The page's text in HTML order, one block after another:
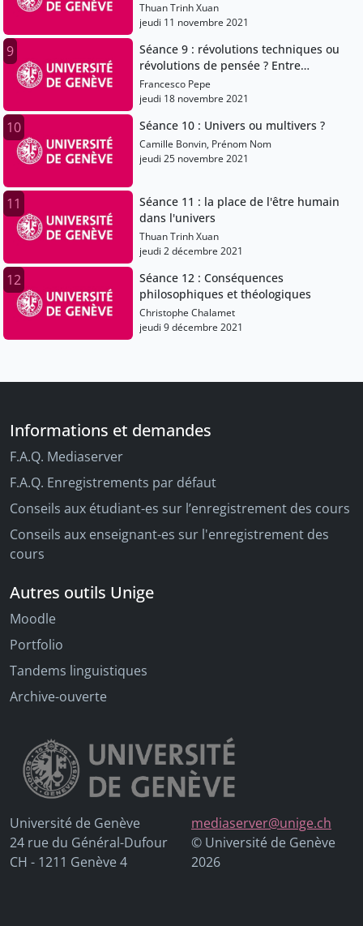
Thuan Trinh Xuan
jeudi 11 novembre 2021
9
Séance 9 : révolutions techniques ou
révolutions de pensée ? Entre
construction, imagination et
observation (spectroscopie)
Francesco Pepe
jeudi 18 novembre 2021
10 Séance 10 : Univers ou multivers ?
Camille Bonvin, Prénom Nom
jeudi 25 novembre 2021
11
Séance 11 : la place de l'être humain
dans l'univers
Thuan Trinh Xuan
jeudi 2 décembre 2021
12
Séance 12 : Conséquences
philosophiques et théologiques
Christophe Chalamet
jeudi 9 décembre 2021
Informations et demandes
F.A.Q. Mediaserver
F.A.Q. Enregistrements par défaut
Conseils aux étudiant-es sur l’enregistrement des cours
Conseils aux enseignant-es sur l'enregistrement des
cours
Autres outils Unige
Moodle
Portfolio
Tandems linguistiques
Archive-ouverte
Université de Genève
24 rue du Général-Dufour
CH - 1211 Genève 4
mediaserver@unige.ch
© Université de Genève
2026